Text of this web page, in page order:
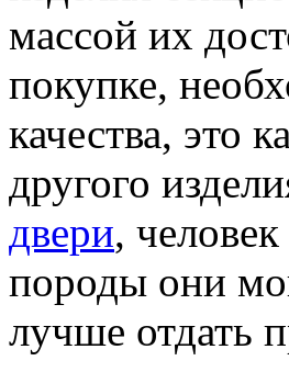
массой их
покупке,
качества, это
другого
двери,
породы они
лучше отдать